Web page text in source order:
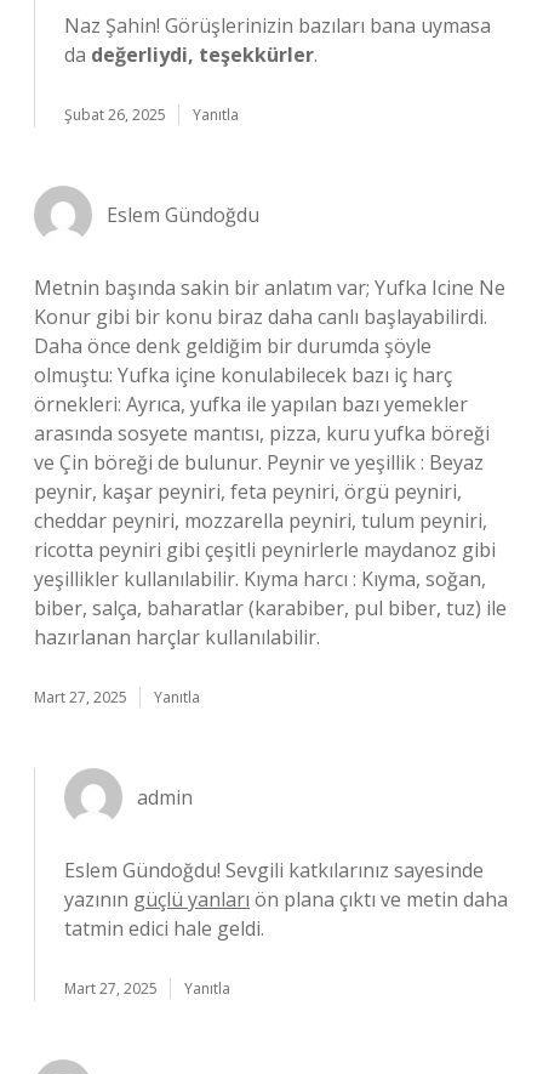
Naz Şahin! Görüşlerinizin bazıları bana uymasa
da değerliydi, teşekkürler.
Şubat 26, 2025 Yanıtla
Eslem Gündoğdu
Metnin başında sakin bir anlatım var; Yufka Icine Ne
Konur gibi bir konu biraz daha canlı başlayabilirdi.
Daha önce denk geldiğim bir durumda şöyle
olmuştu: Yufka içine konulabilecek bazı iç harç
örnekleri: Ayrıca, yufka ile yapılan bazı yemekler
arasında sosyete mantısı, pizza, kuru yufka böreği
ve Çin böreği de bulunur. Peynir ve yeşillik : Beyaz
peynir, kaşar peyniri, feta peyniri, örgü peyniri,
cheddar peyniri, mozzarella peyniri, tulum peyniri,
ricotta peyniri gibi çeşitli peynirlerle maydanoz gibi
yeşillikler kullanılabilir. Kıyma harcı : Kıyma, soğan,
biber, salça, baharatlar (karabiber, pul biber, tuz) ile
hazırlanan harçlar kullanılabilir.
Mart 27, 2025 Yanıtla
admin
Eslem Gündoğdu! Sevgili katkılarınız sayesinde
yazının güçlü yanları ön plana çıktı ve metin daha
tatmin edici hale geldi.
Mart 27, 2025 Yanıtla